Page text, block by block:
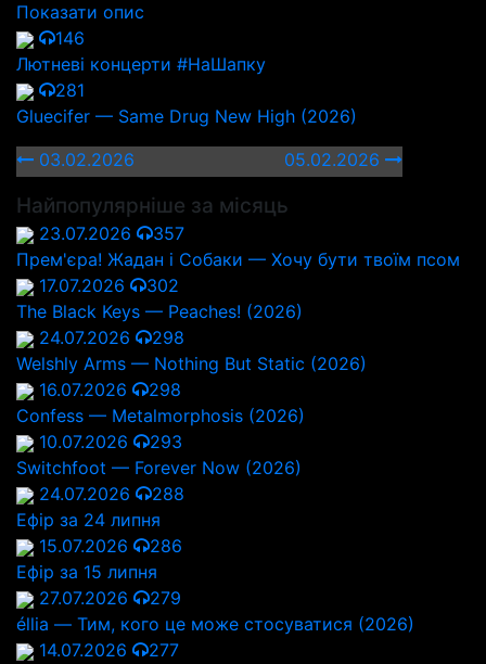
Показати опис
146
Лютневі концерти #НаШапку
281
Gluecifer — Same Drug New High (2026)
03.02.2026
05.02.2026
Найпопулярніше за місяць
23.07.2026
357
Прем'єра! Жадан і Собаки — Хочу бути твоїм псом
17.07.2026
302
The Black Keys — Peaches! (2026)
24.07.2026
298
Welshly Arms — Nothing But Static (2026)
16.07.2026
298
Confess — Metalmorphosis (2026)
10.07.2026
293
Switchfoot — Forever Now (2026)
24.07.2026
288
Ефір за 24 липня
15.07.2026
286
Ефір за 15 липня
27.07.2026
279
éllia — Тим, кого це може стосуватися (2026)
14.07.2026
277